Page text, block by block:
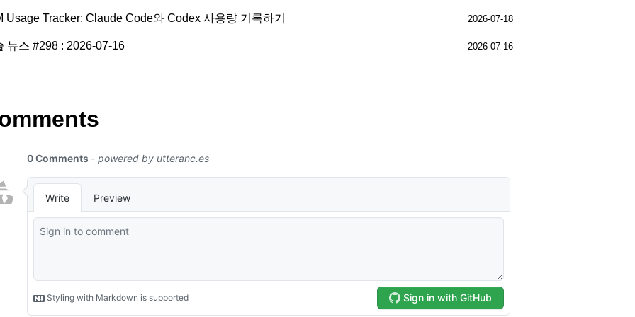
Usage Tracker: Claude Code와 Codex 사용량 기록하기 2026-07-18
뉴스 #298 : 2026-07-16 2026-07-16